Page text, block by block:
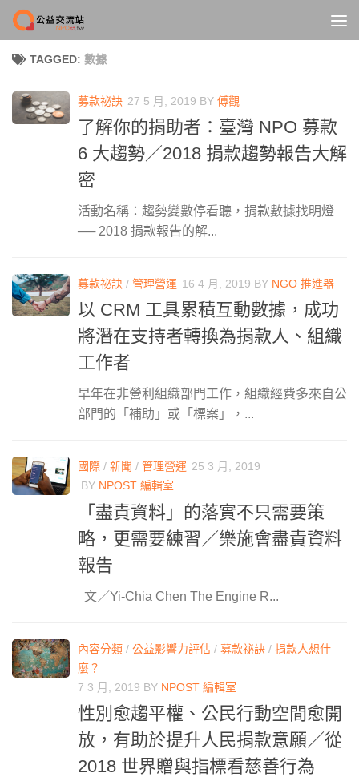
Skip to content
TAGGED: 數據
募款祕訣 27 5 月, 2019 BY 傅觀
了解你的捐助者：臺灣 NPO 募款
6 大趨勢／2018 捐款趨勢報告大解
密
活動名稱：趨勢變數停看聽，捐款數據找明燈
── 2018 捐款報告的解...
募款祕訣 / 管理營運 16 4 月, 2019 BY NGO 推進器
以 CRM 工具累積互動數據，成功
將潛在支持者轉換為捐款人、組織
工作者
早年在非營利組織部門工作，組織經費多來自公
部門的「補助」或「標案」，...
國際 / 新聞 / 管理營運 25 3 月, 2019
BY NPOST 編輯室
「盡責資料」的落實不只需要策
略，更需要練習／樂施會盡責資料
報告
文／Yi-Chia Chen The Engine R...
內容分類 / 公益影響力評估 / 募款祕訣 / 捐款人想什
麼？
7 3 月, 2019 BY NPOST 編輯室
性別愈趨平權、公民行動空間愈開
放，有助於提升人民捐款意願／從
2018 世界贈與指標看慈善行為